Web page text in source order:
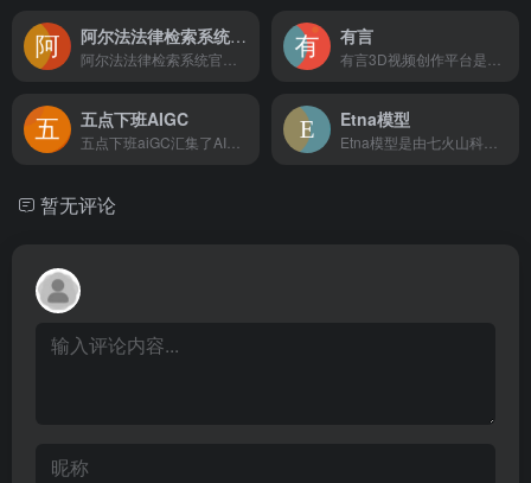
阿尔法法律检索系统iCourt(Alpha系统) 有言
五点下班AIGC Etna模型
暂无评论